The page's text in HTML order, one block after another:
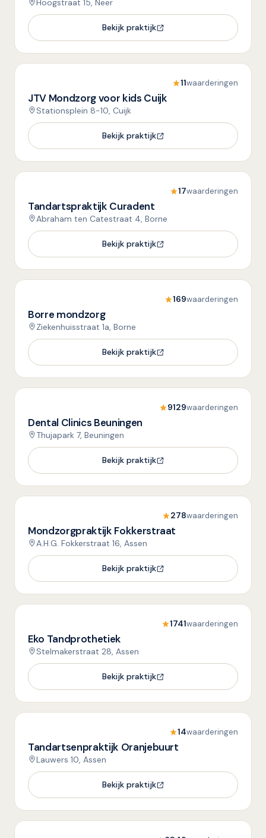
Hoogstraat 15, Neer
Bekijk praktijk
11waarderingen
JTV Mondzorg voor kids Cuijk
Stationsplein 8-10, Cuijk
Bekijk praktijk
17waarderingen
Tandartspraktijk Curadent
Abraham ten Catestraat 4, Borne
Bekijk praktijk
169waarderingen
Borre mondzorg
Ziekenhuisstraat 1a, Borne
Bekijk praktijk
9129waarderingen
Dental Clinics Beuningen
Thujapark 7, Beuningen
Bekijk praktijk
278waarderingen
Mondzorgpraktijk Fokkerstraat
A.H.G. Fokkerstraat 16, Assen
Bekijk praktijk
1741waarderingen
Eko Tandprothetiek
Stelmakerstraat 28, Assen
Bekijk praktijk
14waarderingen
Tandartsenpraktijk Oranjebuurt
Lauwers 10, Assen
Bekijk praktijk